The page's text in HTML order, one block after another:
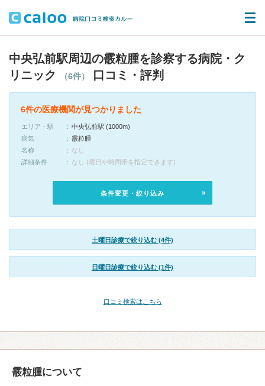
中央弘前駅周辺の霰粒腫を診察する病院・ク
リニック
（6件） 口コミ・評判
6件の医療機関が見つかりました
エリア・駅
中央弘前駅 (1000m)
病気
霰粒腫
名称
なし
詳細条件
なし (曜日や時間帯を指定できます)
条件変更・絞り込み
土曜日診療で絞り込む (4件)
日曜日診療で絞り込む (1件)
口コミ検索はこちら
霰粒腫について